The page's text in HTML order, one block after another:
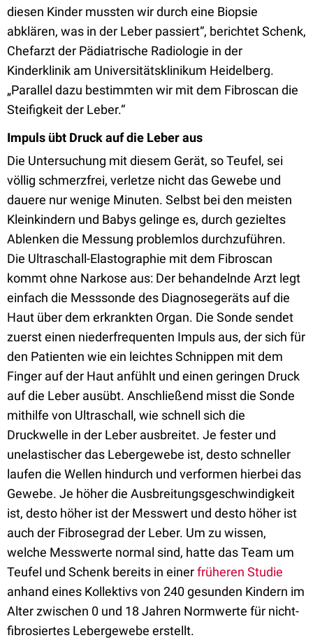
diesen Kinder mussten wir durch eine Biopsie
abklären, was in der Leber passiert“, berichtet Schenk,
Chefarzt der Pädiatrische Radiologie in der
Kinderklinik am Universitätsklinikum Heidelberg.
„Parallel dazu bestimmten wir mit dem Fibroscan die
Steifigkeit der Leber.“
Impuls übt Druck auf die Leber aus
Die Untersuchung mit diesem Gerät, so Teufel, sei
völlig schmerzfrei, verletze nicht das Gewebe und
dauere nur wenige Minuten. Selbst bei den meisten
Kleinkindern und Babys gelinge es, durch gezieltes
Ablenken die Messung problemlos durchzuführen.
Die Ultraschall-Elastographie mit dem Fibroscan
kommt ohne Narkose aus: Der behandelnde Arzt legt
einfach die Messsonde des Diagnosegeräts auf die
Haut über dem erkrankten Organ. Die Sonde sendet
zuerst einen niederfrequenten Impuls aus, der sich für
den Patienten wie ein leichtes Schnippen mit dem
Finger auf der Haut anfühlt und einen geringen Druck
auf die Leber ausübt. Anschließend misst die Sonde
mithilfe von Ultraschall, wie schnell sich die
Druckwelle in der Leber ausbreitet. Je fester und
unelastischer das Lebergewebe ist, desto schneller
laufen die Wellen hindurch und verformen hierbei das
Gewebe. Je höher die Ausbreitungsgeschwindigkeit
ist, desto höher ist der Messwert und desto höher ist
auch der Fibrosegrad der Leber. Um zu wissen,
welche Messwerte normal sind, hatte das Team um
Teufel und Schenk bereits in einerfrüheren Studie
anhand eines Kollektivs von 240 gesunden Kindern im
Alter zwischen 0 und 18 Jahren Normwerte für nicht-
fibrosiertes Lebergewebe erstellt.